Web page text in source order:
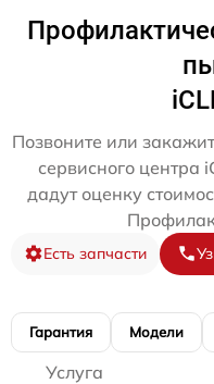
Позвоните или
сервисного центра
дадут оценку
Есть запчасти
Гарантия Модели
Услуга